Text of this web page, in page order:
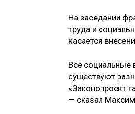
На заседании
труда и
касается
Все социальные
существуют
«Законопроект
— сказал